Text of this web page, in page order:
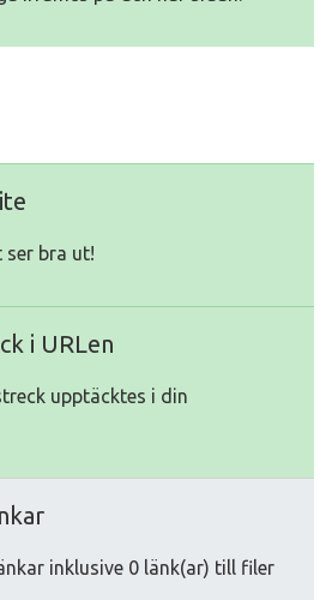
ser bra ut!
i URLen
upptäcktes i din
inklusive 0 länk(ar) till filer